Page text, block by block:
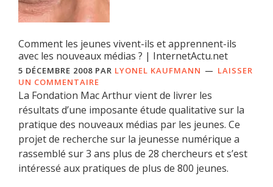
Comment les jeunes vivent-ils et apprennent-ils
avec les nouveaux médias ? | InternetActu.net
5 DÉCEMBRE 2008 PAR LYONEL KAUFMANN
LAISSER
UN COMMENTAIRE
La Fondation Mac Arthur vient de livrer les
résultats d’une imposante étude qualitative sur la
pratique des nouveaux médias par les jeunes. Ce
projet de recherche sur la jeunesse numérique a
rassemblé sur 3 ans plus de 28 chercheurs et s’est
intéressé aux pratiques de plus de 800 jeunes.